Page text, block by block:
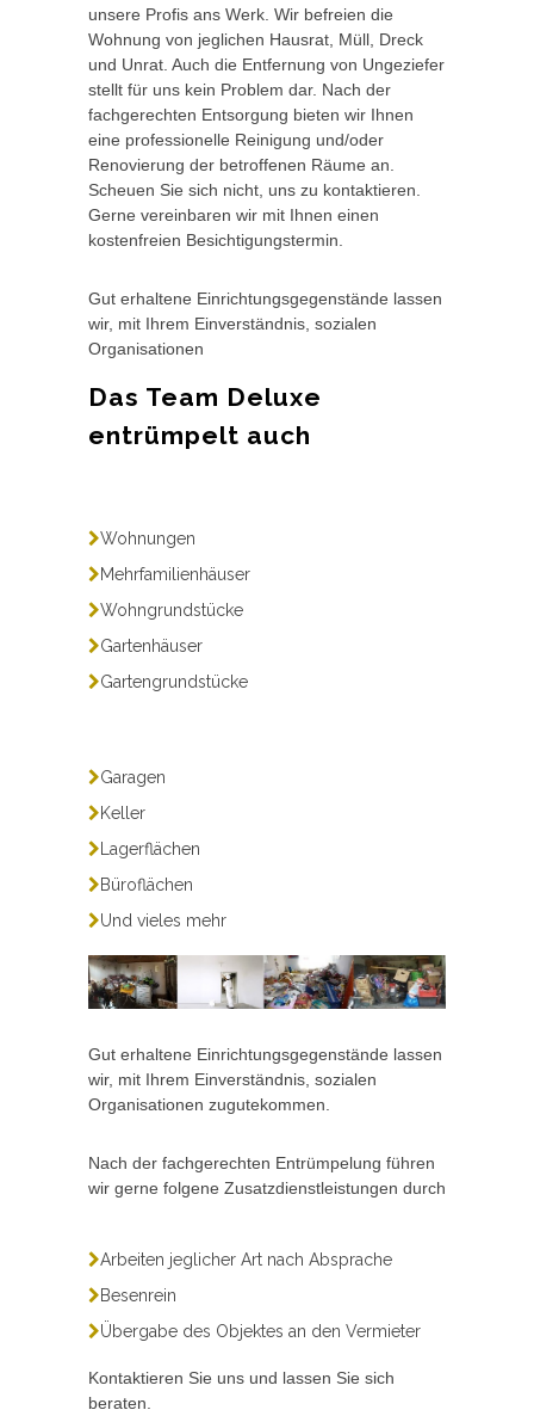
unsere Profis ans Werk. Wir befreien die
Wohnung von jeglichen Hausrat, Müll, Dreck
und Unrat. Auch die Entfernung von Ungeziefer
stellt für uns kein Problem dar. Nach der
fachgerechten Entsorgung bieten wir Ihnen
eine professionelle Reinigung und/oder
Renovierung der betroffenen Räume an.
Scheuen Sie sich nicht, uns zu kontaktieren.
Gerne vereinbaren wir mit Ihnen einen
kostenfreien Besichtigungstermin.
Gut erhaltene Einrichtungsgegenstände lassen
wir, mit Ihrem Einverständnis, sozialen
Organisationen
Das Team Deluxe
entrümpelt auch
Wohnungen
Mehrfamilienhäuser
Wohngrundstücke
Gartenhäuser
Gartengrundstücke
Garagen
Keller
Lagerflächen
Büroflächen
Und vieles mehr
Gut erhaltene Einrichtungsgegenstände lassen
wir, mit Ihrem Einverständnis, sozialen
Organisationen zugutekommen.
Nach der fachgerechten Entrümpelung führen
wir gerne folgene Zusatzdienstleistungen durch
Arbeiten jeglicher Art nach Absprache
Besenrein
Übergabe des Objektes an den Vermieter
Kontaktieren Sie uns und lassen Sie sich
beraten.